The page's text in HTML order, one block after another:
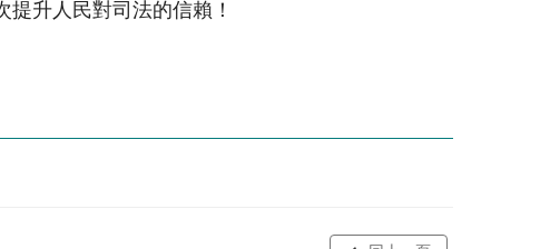
升人民對司法的信賴！